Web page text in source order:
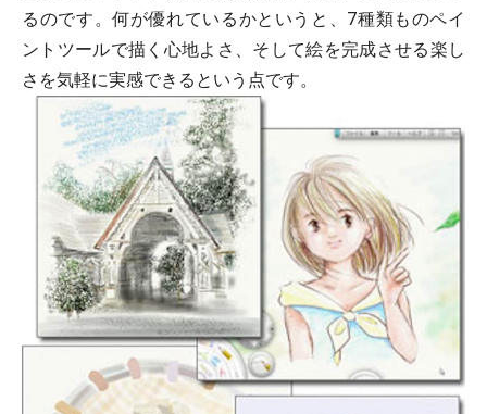
るのです。何が優れているかというと、 7種類ものペイ
ントツールで描く心地よさ 、そして絵を完成させる楽し
さを気軽に実感できる という点です。